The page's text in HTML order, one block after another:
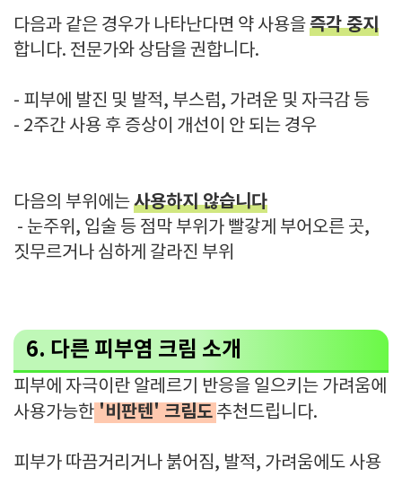
다음과 같은 경우가 나타난다면 약 사용을즉각 중지
합니다. 전문가와 상담을 권합니다.
- 피부에 발진 및 발적, 부스럼, 가려운 및 자극감 등
- 2주간 사용 후 증상이 개선이 안 되는 경우
다음의 부위에는사용하지 않습니다
- 눈주위, 입술 등 점막 부위가 빨갛게 부어오른 곳,
짓무르거나 심하게 갈라진 부위
6. 다른 피부염 크림 소개
피부에 자극이란 알레르기 반응을 일으키는 가려움에
사용가능한 '비판텐' 크림도 추천드립니다.
피부가 따끔거리거나 붉어짐, 발적, 가려움에도 사용